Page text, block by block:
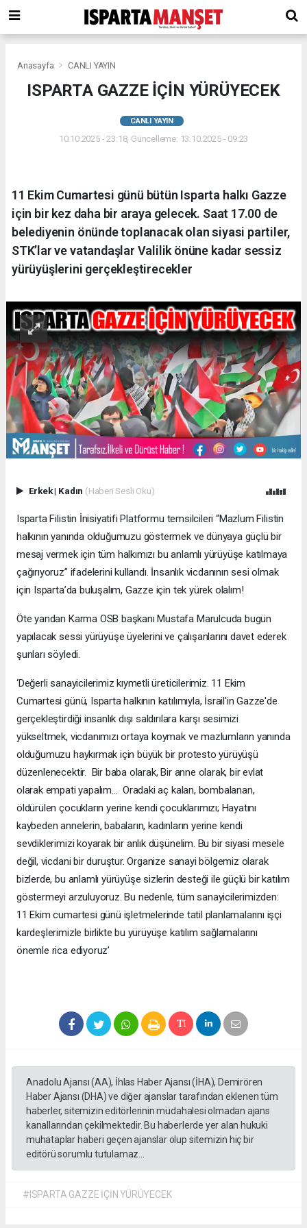
Anasayfa CANLI YAYIN
ISPARTA GAZZE İÇİN YÜRÜYECEK
CANLI YAYIN
10.10.2025 - 23:18, Güncelleme: 13.10.2025 - 09:23
11 Ekim Cumartesi günü bütün Isparta halkı Gazze
için bir kez daha bir araya gelecek. Saat 17.00 de
belediyenin önünde toplanacak olan siyasi partiler,
STK’lar ve vatandaşlar Valilik önüne kadar sessiz
yürüyüşlerini gerçekleştirecekler
Erkek| Kadın (Haberi Sesli Oku)
Isparta Filistin İnisiyatifi Platformu temsilcileri “Mazlum Filistin
halkının yanında olduğumuzu göstermek ve dünyaya güçlü bir
mesaj vermek için tüm halkımızı bu anlamlı yürüyüşe katılmaya
çağırıyoruz” ifadelerini kullandı. İnsanlık vicdanının sesi olmak
için Isparta’da buluşalım, Gazze için tek yürek olalım!
Öte yandan Karma OSB başkanı Mustafa Marulcuda bugün
yapılacak sessi yürüyüşe üyelerini ve çalışanlarını davet ederek
şunları söyledi.
‘Değerli sanayicilerimiz kıymetli üreticilerimiz. 11 Ekim
Cumartesi günü, Isparta halkının katılımıyla, İsrail'in Gazze'de
gerçekleştirdiği insanlık dışı saldırılara karşı sesimizi
yükseltmek, vicdanımızı ortaya koymak ve mazlumların yanında
olduğumuzu haykırmak için büyük bir protesto yürüyüşü
düzenlenecektir. Bir baba olarak, Bir anne olarak, bir evlat
olarak empati yapalım... Oradaki aç kalan, bombalanan,
öldürülen çocukların yerine kendi çocuklarımızı; Hayatını
kaybeden annelerin, babaların, kadınların yerine kendi
sevdiklerimizi koyarak bir anlık düşünelim. Bu bir siyasi mesele
değil, vicdani bir duruştur. Organize sanayi bölgemiz olarak
bizlerde, bu anlamlı yürüyüşe sizlerin desteği ile güçlü bir katılım
göstermeyi arzuluyoruz. Bu nedenle, tüm sanayicilerimizden:
11 Ekim cumartesi günü işletmelerinde tatil planlamalarını işçi
kardeşlerimizle birlikte bu yürüyüşe katılım sağlamalarını
önemle rica ediyoruz’
Anadolu Ajansı (AA), İhlas Haber Ajansı (İHA), Demirören
Haber Ajansı (DHA) ve diğer ajanslar tarafından eklenen tüm
haberler, sitemizin editörlerinin müdahalesi olmadan ajans
kanallarından çekilmektedir. Bu haberlerde yer alan hukuki
muhataplar haberi geçen ajanslar olup sitemizin hiç bir
editörü sorumlu tutulamaz...
#ISPARTA GAZZE İÇİN YÜRÜYECEK